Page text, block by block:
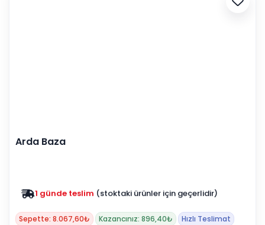
Arda Baza
Zam yok 2025 fiyatları devam ediyor
Sepette: 8.067,60₺ Kazancınız: 896,40₺ Hızlı Teslimat